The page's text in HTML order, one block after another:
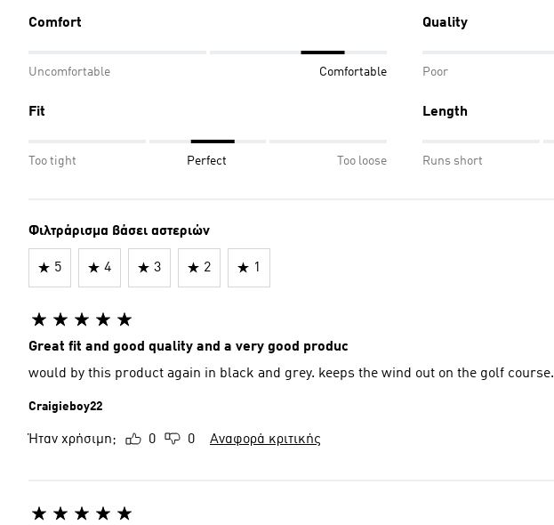
Comfort
Uncomfortable Comfortable
Quality
Poor
Fit
Too tight Perfect Too loose
Length
Runs short
Φιλτράρισμα βάσει αστεριών
5 4 3 2 1
Great fit and good quality and a very good produc
would by this product again in black and grey. keeps the wind out on the golf course.
Craigieboy22
Ήταν χρήσιμη; 0 0 Αναφορά κριτικής